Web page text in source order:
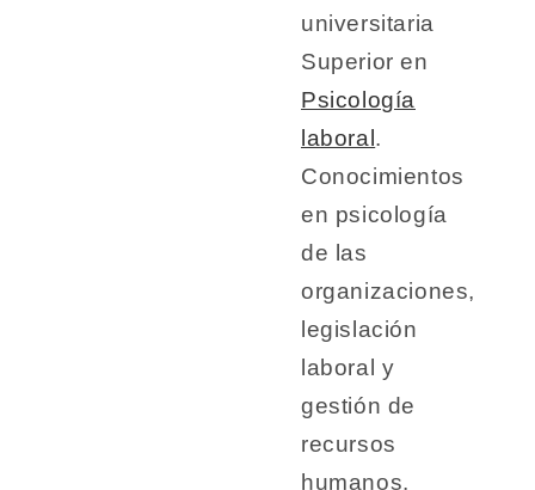
universitaria
Superior en
Psicología
laboral .
Conocimientos
en psicología
de las
organizaciones,
legislación
laboral y
gestión de
recursos
humanos.